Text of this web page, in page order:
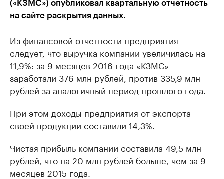
(«КЗМС») опубликовал квартальную отчетность
на сайте раскрытия данных.
Из финансовой отчетности предприятия
следует, что выручка компании увеличилась на
11,9%: за 9 месяцев 2016 года «КЗМС»
заработали 376 млн рублей, против 335,9 млн
рублей за аналогичный период прошлого года.
При этом доходы предприятия от экспорта
своей продукции составили 14,3%.
Чистая прибыль компании составила 49,5 млн
рублей, что на 20 млн рублей больше, чем за 9
месяцев 2015 года.